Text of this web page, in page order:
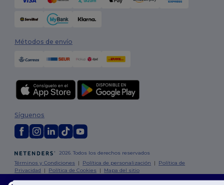
Métodos de envío
2026. Todos los derechos reservados
Términos y Condiciones | Política de personalización | Política de
Privacidad | Política de Cookies | Mapa del sitio
Síguenos